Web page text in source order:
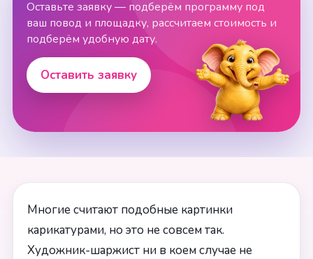
Оставьте заявку — подберём программу под
ваш повод и площадку, рассчитаем стоимость и
подберём удобную дату.
Оставить заявку
Многие считают подобные картинки
карикатурами, но это не совсем так.
Художник-шаржист ни в коем случае не